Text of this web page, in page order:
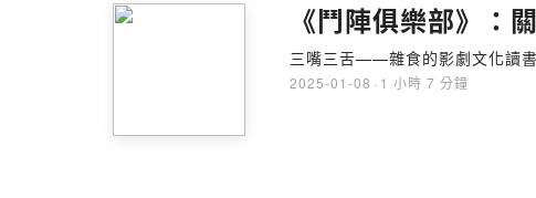
《鬥陣俱樂部》：
三嘴三舌——雜食的影劇文化讀
2025-01-08 · 1 小時 7 分鐘